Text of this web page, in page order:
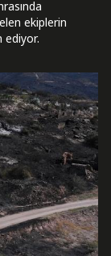
ekiplerin
ediyor.